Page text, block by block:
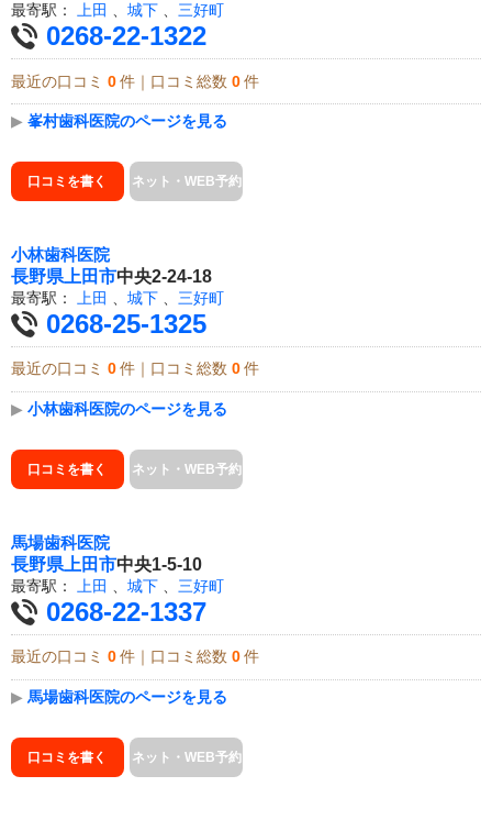
最寄駅： 上田 、 城下 、 三好町
0268-22-1322
最近の口コミ 0 件｜口コミ総数 0 件
▶ 峯村歯科医院のページを見る
口コミを書く ネット・WEB予約
小林歯科医院
長野県 上田市中央2-24-18
最寄駅： 上田 城下 三好町
0268-25-1325
最近の口コミ 0 件｜口コミ総数 0 件
▶ 小林歯科医院のページを見る
口コミを書く ネット・WEB予約
馬場歯科医院
長野県 上田市中央1-5-10
最寄駅： 上田 城下 三好町
0268-22-1337
最近の口コミ 0 件｜口コミ総数 0 件
▶ 馬場歯科医院のページを見る
口コミを書く ネット・WEB予約